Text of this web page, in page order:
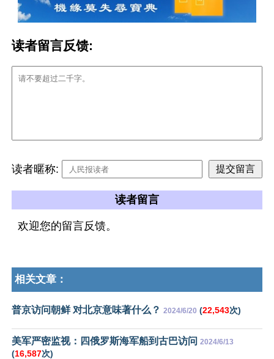
读者留言反馈:
读者暱称:
读者留言
欢迎您的留言反馈。
相关文章：
普京访问朝鲜 对北京意味著什么？ 2024/6/20 (22,543次)
美军严密监视：四俄罗斯海军船到古巴访问 2024/6/13
(16,587次)